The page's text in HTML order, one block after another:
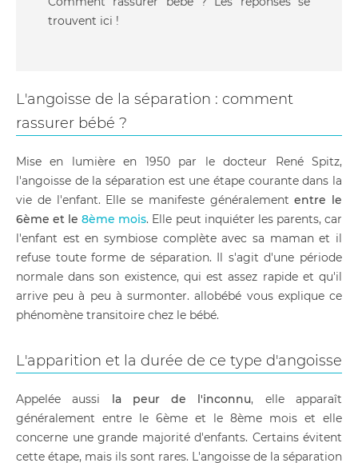
trouvent ici !
L'angoisse de la séparation : comment
rassurer bébé ?
Mise en lumière en 1950 par le docteur René Spitz,
l'angoisse de la séparation est une étape courante dans la
vie de l'enfant. Elle se manifeste généralemententre le
6ème et le8ème mois. Elle peut inquiéter les parents, car
l'enfant est en symbiose complète avec sa maman et il
refuse toute forme de séparation. Il s'agit d'une période
normale dans son existence, qui est assez rapide et qu'il
arrive peu à peu à surmonter. allobébé vous explique ce
phénomène transitoire chez le bébé.
L'apparition et la durée de ce type d'angoisse
Appelée aussi la peur de l'inconnu, elle apparaît
généralement entre le 6ème et le 8ème mois et elle
concerne une grande majorité d'enfants. Certains évitent
cette étape, mais ils sont rares. L'angoisse de la séparation